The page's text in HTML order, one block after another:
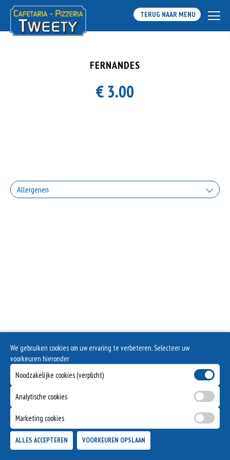
TERUG NAAR MENU
FERNANDES
€ 3.00
Allergenen
We gebruiken cookies om uw ervaring te verbeteren. Selecteer uw
voorkeuren hieronder
Noodzakelijke cookies (verplicht)
Analytische cookies
Marketing cookies
ALLES ACCEPTEREN VOORKEUREN OPSLAAN